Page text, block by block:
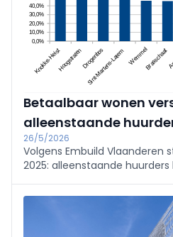
Betaalbaar wonen
alleenstaande
26/5/2026
Volgens Embuild Vlaanderen
2025: alleenstaande
tweeverdieners-kopers 34%.
gemeente (Knokke-Heist
sneller, meer en compacter